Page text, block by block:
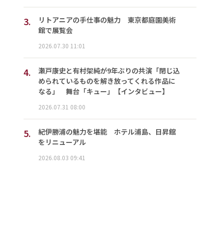
3.
リトアニアの手仕事の魅力 東京都庭園美術
館で展覧会
2026.07.30 11:01
4.
瀬戸康史と有村架純が9年ぶりの共演「閉じ込
められているものを解き放ってくれる作品に
なる」 舞台「キュー」【インタビュー】
2026.07.31 08:00
5.
紀伊勝浦の魅力を堪能 ホテル浦島、日昇館
をリニューアル
2026.08.03 09:41